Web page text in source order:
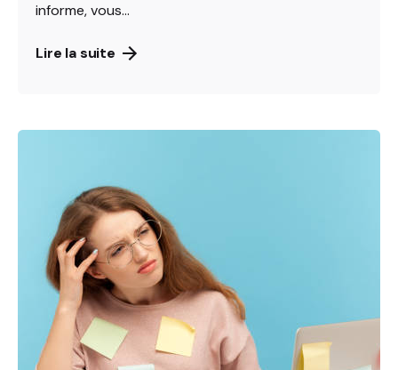
informe, vous...
Lire la suite